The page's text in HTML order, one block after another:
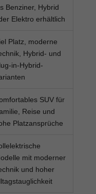
Benziner, Hybrid
Elektro erhältlich
Platz, moderne
Hybrid- und
in-Hybrid-
SUV für
Reise und
Platzansprüche
mit moderner
und hoher